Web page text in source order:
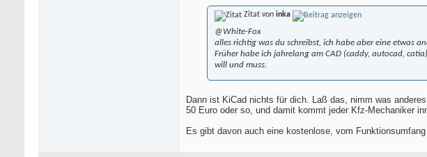
Zitat von inka
@White-Fox
alles richtig was du schreibst, ich habe aber eine etwas
Früher habe ich jahrelang am CAD (caddy, autocad,
will und muss.
Dann ist KiCad nichts für dich. Laß das, nimm was
50 Euro oder so, und damit kommt jeder Kfz-Mechaniker
Es gibt davon auch eine kostenlose, vom